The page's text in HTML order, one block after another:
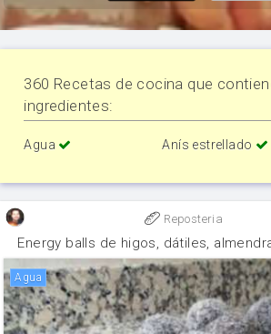
360 Recetas de cocina que
ingredientes:
Agua Anís estrellado
Reposteria
Energy balls de higos, dátiles,
agua